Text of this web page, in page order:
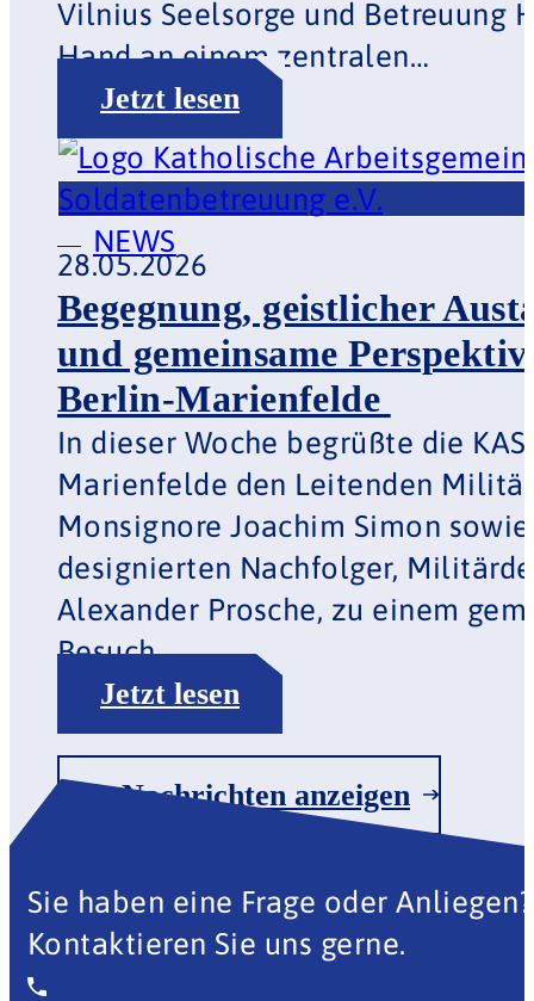
NEWS
28.05.2026
Begegnung, geistlicher
Austausch und
gemeinsame Perspektiven
in Berlin-Marienfelde
In dieser Woche begrüßte
die KAS in Berlin-
Marienfelde den
Leitenden Militärdekan
Monsignore Joachim Simon
sowie seinen designierten
Nachfolger, Militärdekan
Alexander Prosche, zu einem
Jetzt lesen
Alle Nachrichten anzeigen